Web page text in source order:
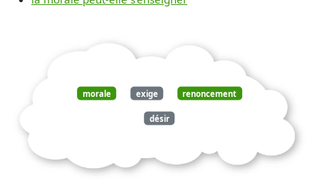
morale exige renoncement
désir